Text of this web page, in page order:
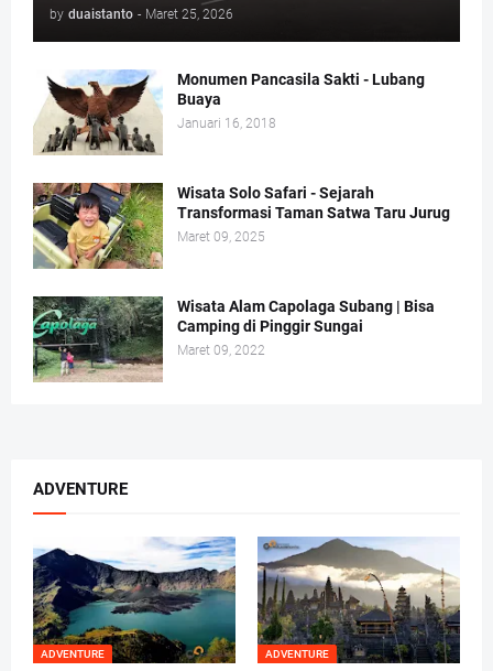
by duaistanto - Maret 25, 2026
Monumen Pancasila Sakti - Lubang
Buaya
Januari 16, 2018
Wisata Solo Safari - Sejarah
Transformasi Taman Satwa Taru Jurug
Maret 09, 2025
Wisata Alam Capolaga Subang | Bisa
Camping di Pinggir Sungai
Maret 09, 2022
ADVENTURE
ADVENTURE ADVENTURE